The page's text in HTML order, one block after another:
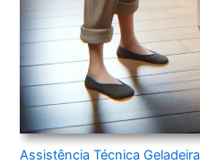
Assistência Técnica Geladeira